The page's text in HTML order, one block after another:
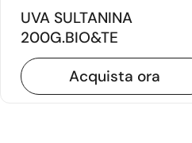
UVA SULTANINA
200G.BIO&TE
Acquista ora